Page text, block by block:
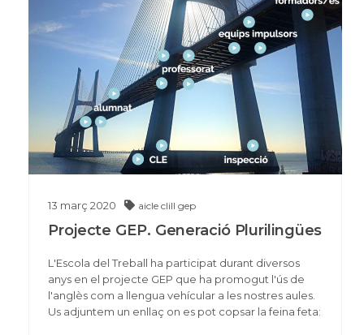
13 març 2020 aicle clill gep
Projecte GEP. Generació Plurilingües
L'Escola del Treball ha participat durant diversos
anys en el projecte GEP que ha promogut l'ús de
l'anglès com a llengua vehícular a les nostres aules.
Us adjuntem un enllaç on es pot copsar la feina feta: